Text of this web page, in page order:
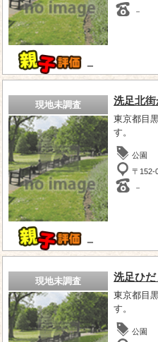
－
－
現地未調査
－
洗足北街
東京都目
す。
公園
〒152-
－
現地未調査 洗足ひだ
東京都目
す。
公園